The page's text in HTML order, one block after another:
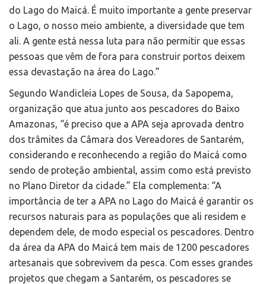
do Lago do Maicá. É muito importante a gente preservar
o Lago, o nosso meio ambiente, a diversidade que tem
ali. A gente está nessa luta para não permitir que essas
pessoas que vêm de fora para construir portos deixem
essa devastação na área do Lago.”
Segundo Wandicleia Lopes de Sousa, da Sapopema,
organização que atua junto aos pescadores do Baixo
Amazonas, “é preciso que a APA seja aprovada dentro
dos trâmites da Câmara dos Vereadores de Santarém,
considerando e reconhecendo a região do Maicá como
sendo de proteção ambiental, assim como está previsto
no Plano Diretor da cidade.” Ela complementa: “A
importância de ter a APA no Lago do Maicá é garantir os
recursos naturais para as populações que ali residem e
dependem dele, de modo especial os pescadores. Dentro
da área da APA do Maicá tem mais de 1200 pescadores
artesanais que sobrevivem da pesca. Com esses grandes
projetos que chegam a Santarém, os pescadores se